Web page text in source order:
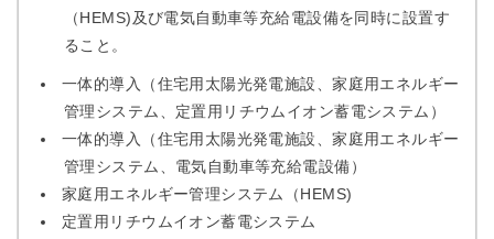
（HEMS)及び電気自動車等充給電設備を同時に設置す
ること。
一体的導入（住宅用太陽光発電施設、家庭用エネルギー
管理システム、定置用リチウムイオン蓄電システム）
一体的導入（住宅用太陽光発電施設、家庭用エネルギー
管理システム、電気自動車等充給電設備）
家庭用エネルギー管理システム（HEMS)
定置用リチウムイオン蓄電システム